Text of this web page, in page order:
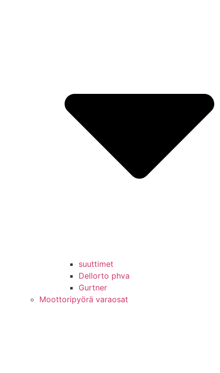
suuttimet
Dellorto phva
Gurtner
Moottoripyörä varaosat